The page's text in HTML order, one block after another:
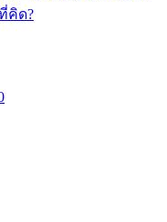
คิด?